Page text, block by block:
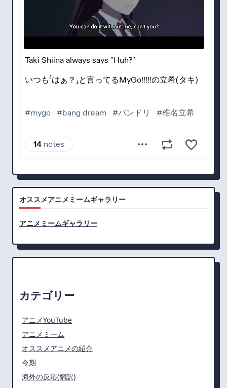
オススメアニメミームギャラリー
アニメミームギャラリー
カテゴリー
アニメYouTube
アニメミーム
オススメアニメの紹介
今期
海外の反応(翻訳)